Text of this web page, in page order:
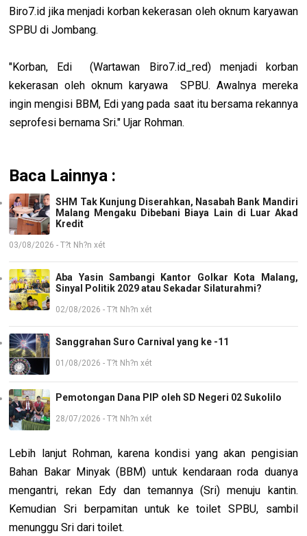
Biro7.id jika menjadi korban kekerasan oleh oknum karyawan
SPBU di Jombang.
"Korban, Edi (Wartawan Biro7.id_red) menjadi korban
kekerasan oleh oknum karyawa SPBU. Awalnya mereka
ingin mengisi BBM, Edi yang pada saat itu bersama rekannya
seprofesi bernama Sri." Ujar Rohman.
Baca Lainnya :
SHM Tak Kunjung Diserahkan, Nasabah Bank Mandiri
Malang Mengaku Dibebani Biaya Lain di Luar Akad
Kredit
03/08/2026 - T?t Nh?n xét
Aba Yasin Sambangi Kantor Golkar Kota Malang,
Sinyal Politik 2029 atau Sekadar Silaturahmi?
02/08/2026 - T?t Nh?n xét
Sanggrahan Suro Carnival yang ke -11
01/08/2026 - T?t Nh?n xét
Pemotongan Dana PIP oleh SD Negeri 02 Sukolilo
28/07/2026 - T?t Nh?n xét
Lebih lanjut Rohman, karena kondisi yang akan pengisian
Bahan Bakar Minyak (BBM) untuk kendaraan roda duanya
mengantri, rekan Edy dan temannya (Sri) menuju kantin.
Kemudian Sri berpamitan untuk ke toilet SPBU, sambil
menunggu Sri dari toilet.